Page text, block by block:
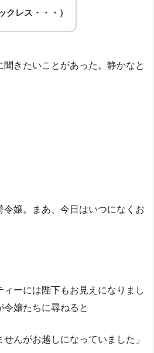
クレス・・・）
聞きたいことがあった。静かなと
令嬢。まあ、今日はいつになくお
ィーには陛下もお見えになりまし
嬢たちに尋ねると
せんがお越しになっていました」